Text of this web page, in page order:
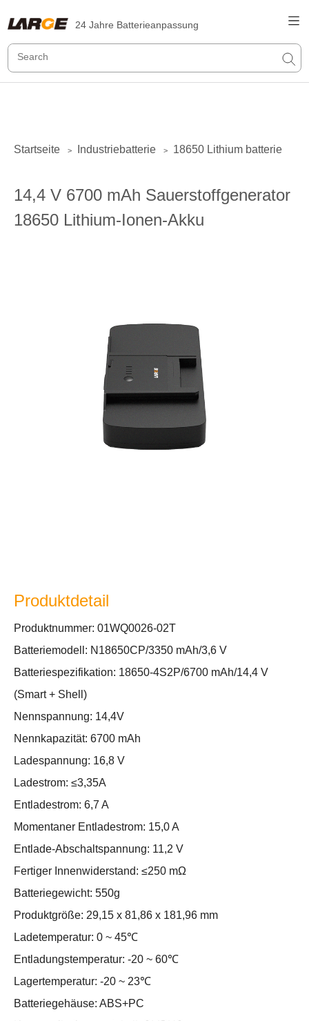
24 Jahre Batterieanpassung
Startseite > Industriebatterie > 18650 Lithium batterie
14,4 V 6700 mAh Sauerstoffgenerator
18650 Lithium-Ionen-Akku
Produktdetail
Produktnummer: 01WQ0026-02T
Batteriemodell: N18650CP/3350 mAh/3,6 V
Batteriespezifikation: 18650-4S2P/6700 mAh/14,4 V
(Smart + Shell)
Nennspannung: 14,4V
Nennkapazität: 6700 mAh
Ladespannung: 16,8 V
Ladestrom: ≤3,35A
Entladestrom: 6,7 A
Momentaner Entladestrom: 15,0 A
Entlade-Abschaltspannung: 11,2 V
Fertiger Innenwiderstand: ≤250 mΩ
Batteriegewicht: 550g
Produktgröße: 29,15 x 81,86 x 181,96 mm
Ladetemperatur: 0 ~ 45℃
Entladungstemperatur: -20 ~ 60℃
Lagertemperatur: -20 ~ 23℃
Batteriegehäuse: ABS+PC